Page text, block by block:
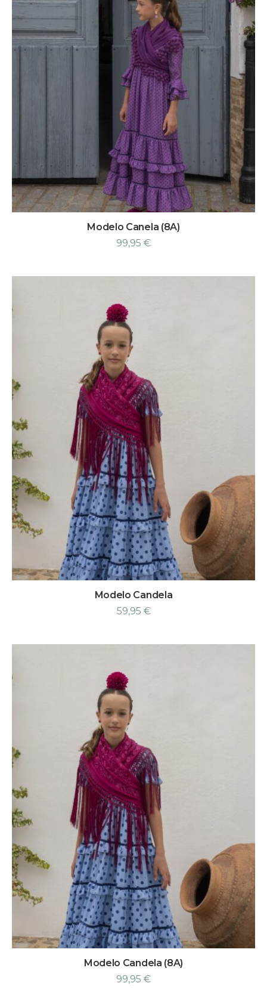
Modelo Canela (8A)
99,95 €
Modelo Candela
59,95 €
Modelo Candela (8A)
99,95 €